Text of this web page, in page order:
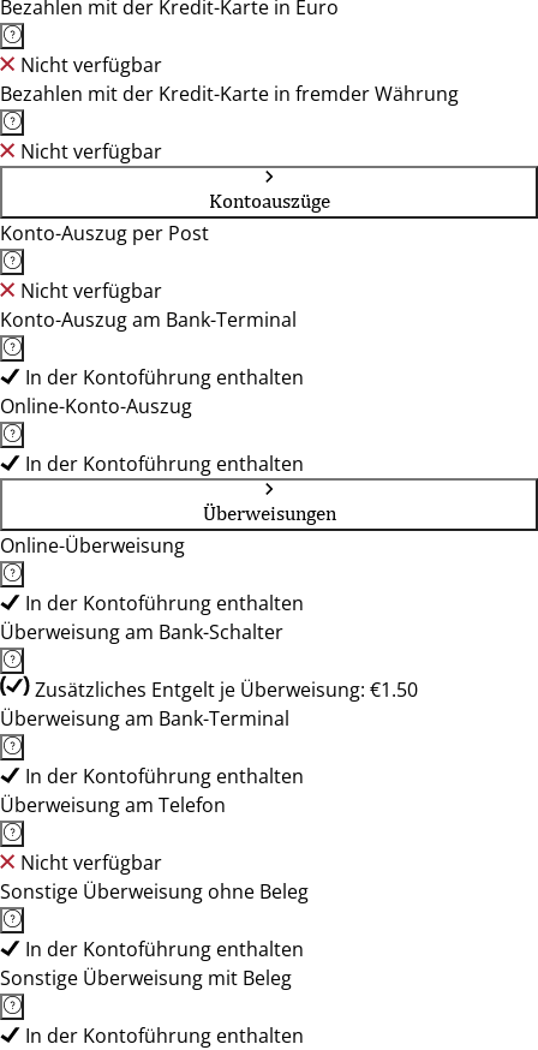
Bezahlen mit der Kredit-Karte in Euro
Nicht verfügbar
Bezahlen mit der Kredit-Karte in fremder Währung
Nicht verfügbar
Kontoauszüge
Konto-Auszug per Post
Nicht verfügbar
Konto-Auszug am Bank-Terminal
In der Kontoführung enthalten
Online-Konto-Auszug
In der Kontoführung enthalten
Überweisungen
Online-Überweisung
In der Kontoführung enthalten
Überweisung am Bank-Schalter
Zusätzliches Entgelt je Überweisung: €1.50
Überweisung am Bank-Terminal
In der Kontoführung enthalten
Überweisung am Telefon
Nicht verfügbar
Sonstige Überweisung ohne Beleg
In der Kontoführung enthalten
Sonstige Überweisung mit Beleg
In der Kontoführung enthalten